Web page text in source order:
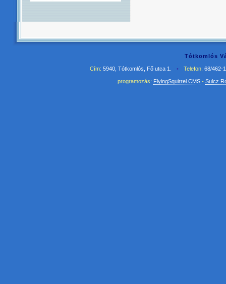
Tótkomlós
Cím: 5940, Tótkomlós, Fő utca 1. • Telefon: 68/462-
programozás: FlyingSquirrel CMS- Sulcz